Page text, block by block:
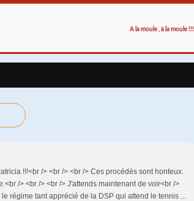
A la moule , à la moule !!!
!!!<br /> <br /> <br /> Ces procédés sont honteux.
/> <br /> <br /> J'attends maintenant de voir<br />
régime tant apprécié de la DSP qui attend le tennis ...